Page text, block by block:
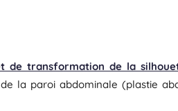
de transformation de la
la paroi abdominale (plastie